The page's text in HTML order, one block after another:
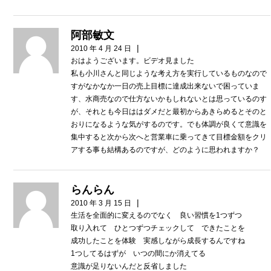
阿部敏文
2010 年 4 月 24 日 |
おはようございます。ビデオ見ました
私も小川さんと同じような考え方を実行しているものなので
すがなかなか一日の売上目標に達成出来ないで困っていま
す、水商売なので仕方ないかもしれないとは思っているのす
が、それとも今日ははダメだと最初からあきらめるとそのと
おりになるような気がするのです。でも体調が良くて意識を
集中すると次から次へと営業車に乗ってきて目標金額をクリ
アする事も結構あるのですが、どのように思われますか？
らんらん
2010 年 3 月 15 日 |
生活を全面的に変えるのでなく 良い習慣を1つずつ
取り入れて ひとつずつチェックして できたことを
成功したことを体験 実感しながら成長するんですね
1つしてるはずが いつの間にか消えてる
意識が足りないんだと反省しました